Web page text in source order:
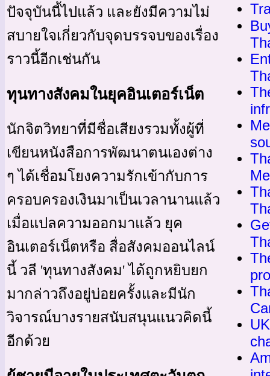
ปัจจุบันนี้ไปแล้ว และยังมีความไม่
สบายใจเกี่ยวกับจุดบรรจบของเรื่อง
ราวนี้อีกเช่นกัน
ทุนทางสังคมในยุคอินเตอร์เน็ต
นักจิตวิทยาที่มีชื่อเสียงรวมทั้งผู้ที่
เขียนหนังสือการพัฒนาตนเองต่าง
ๆ ได้เชื่อมโยงความรักเข้ากับการ
ครอบครองเงินมาเป็นเวลานานแล้ว
เมื่อแปลความออกมาแล้ว ยุค
อินเตอร์เน็ตหรือ สื่อสังคมออนไลน์
นี้ วลี 'ทุนทางสังคม' ได้ถูกหยิบยก
มากล่าวถึงอยู่บ่อยครั้งและมีนัก
วิจารณ์บางรายสนับสนุนแนวคิดนี้
อีกด้วย